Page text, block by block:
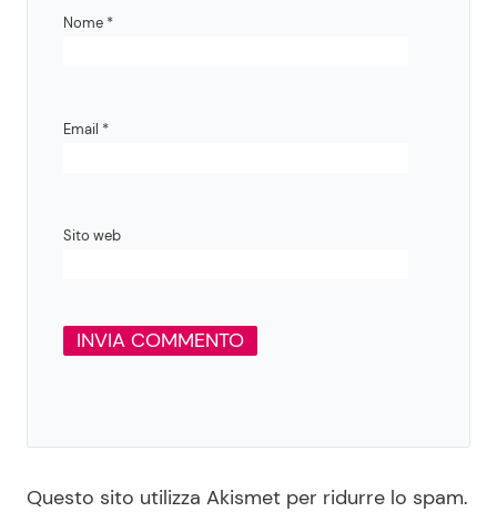
Nome *
Email *
Sito web
Questo sito utilizza Akismet per ridurre lo spam.